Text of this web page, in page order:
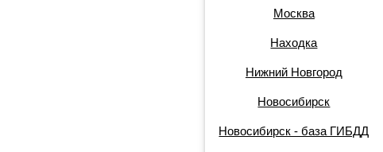
Москва
Находка
Нижний Новгород
Новосибирск
Новосибирск - база ГИБДД